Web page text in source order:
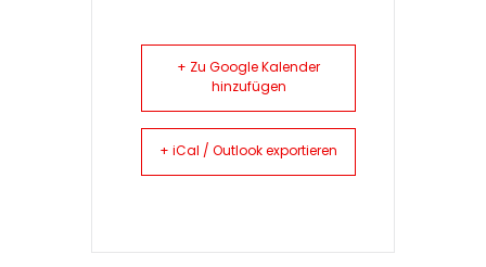
+ Zu Google Kalender
hinzufügen
+ iCal / Outlook exportieren